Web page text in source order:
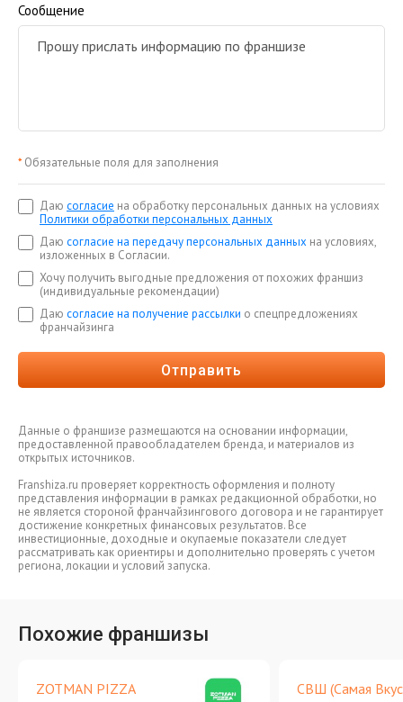
Сообщение
* Обязательные поля для заполнения
Даю согласие на обработку персональных данных на условиях
Политики обработки персональных данных
Даю согласие на передачу персональных данных на условиях,
изложенных в Согласии.
Хочу получить выгодные предложения от похожих франшиз
(индивидуальные рекомендации)
Даю согласие на получение рассылки о спецпредложениях
франчайзинга
Отправить
Данные о франшизе размещаются на основании информации,
предоставленной правообладателем бренда, и материалов из
открытых источников.
Franshiza.ru проверяет корректность оформления и полноту
представления информации в рамках редакционной обработки, но
не является стороной франчайзингового договора и не гарантирует
достижение конкретных финансовых результатов. Все
инвестиционные, доходные и окупаемые показатели следует
рассматривать как ориентиры и дополнительно проверять с учетом
региона, локации и условий запуска.
Похожие франшизы
ZOTMAN PIZZA
СВШ (Самая